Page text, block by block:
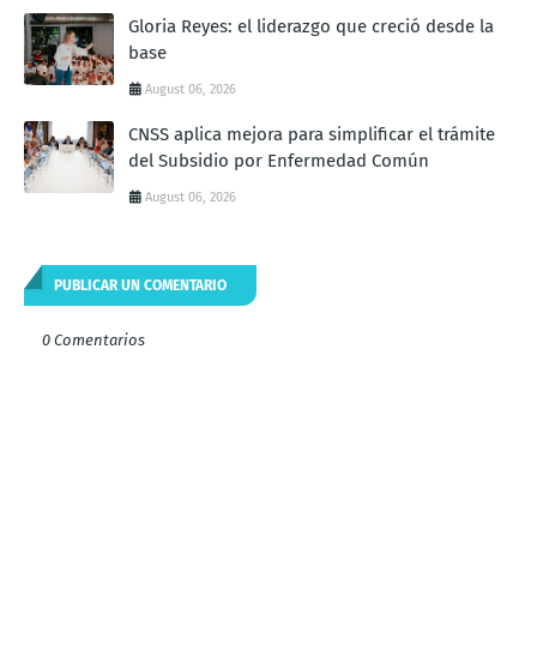
Gloria Reyes: el liderazgo que creció desde la
base
August 06, 2026
CNSS aplica mejora para simplificar el trámite
del Subsidio por Enfermedad Común
August 06, 2026
PUBLICAR UN COMENTARIO
0 Comentarios